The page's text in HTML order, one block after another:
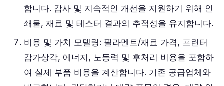
합니다. 감사 및 지속적인 개선을 지원하기 위해 인
쇄물, 재료 및 테스터 결과의 추적성을 유지합니다.
비용 및 가치 모델링: 필라멘트/재료 가격, 프린터
감가상각, 에너지, 노동력 및 후처리 비용을 포함하
여 실제 부품 비용을 계산합니다. 기존 공급업체와